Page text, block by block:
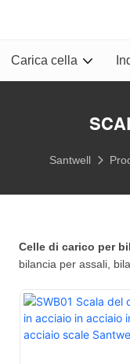
Carica cella
Santwell
Celle di carico per
bilancia per assali,